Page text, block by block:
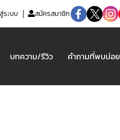
ระบบ สมัครสมาชิก
บทความ/รีวิว คำถามที่พบบ่อย